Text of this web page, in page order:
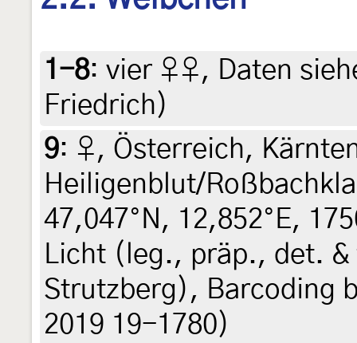
1-8: vier ♀♀, Daten
Friedrich)
9: ♀, Österreich,
Heiligenblut/
47,047°N, 12,852°E,
Licht (leg., präp., det.
Strutzberg), Barcoding
2019 19-1780)